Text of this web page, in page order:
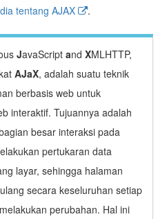
tentang AJAX .
JavaScriptandXMLHTTP,
AJaX, adalah suatu teknik
berbasis web untuk
interaktif. Tujuannya adalah
besar interaksi pada
pertukaran data
layar, sehingga halaman
secara keseluruhan setiap
perubahan. Hal ini